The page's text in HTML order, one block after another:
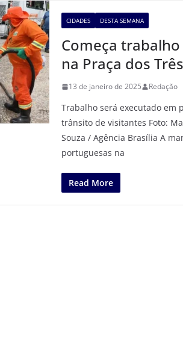
CIDADES DESTA SEMANA
Começa
na Praça dos
13 de janeiro de 2025 Redação
Trabalho será executado em
trânsito de visitantes Foto:
Souza / Agência Brasília A
portuguesas na
Read More